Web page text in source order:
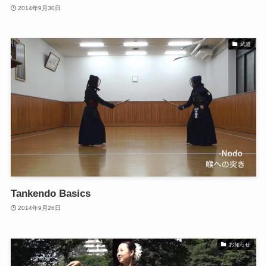
2014年9月30日
武道
Tankendo Basics
2014年9月26日
お知らせ